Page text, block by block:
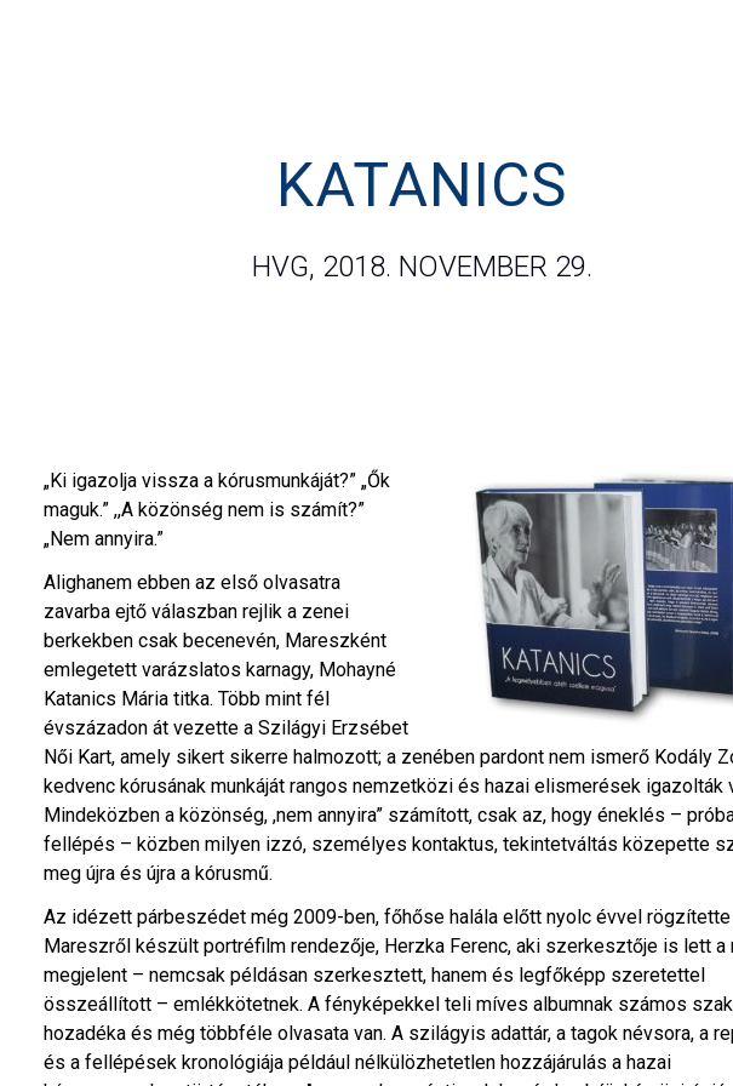
KATANICS
HVG, 2018. NOVEMBER 29.
„Ki igazolja vissza a kórusmunkáját?” „Ők
maguk.” ,,A közönség nem is számít?”
„Nem annyira.”
Alighanem ebben az első olvasatra
zavarba ejtő válaszban rejlik a zenei
berkekben csak becenevén, Mareszként
emlegetett varázslatos karnagy, Mohayné
Katanics Mária titka. Több mint fél
évszázadon át vezette a Szilágyi Erzsébet
Női Kart, amely sikert sikerre halmozott; a zenében pardont nem ismerő Kodály
kedvenc kórusának munkáját rangos nemzetközi és hazai elismerések igazolták
Mindeközben a közönség, ,nem annyira” számított, csak az, hogy éneklés –
fellépés – közben milyen izzó, személyes kontaktus, tekintetváltás közepette
meg újra és újra a kórusmű.
Az idézett párbeszédet még 2009-ben, főhőse halála előtt nyolc évvel rögzítette
Mareszről készült portréfilm rendezője, Herzka Ferenc, aki szerkesztője is lett a
megjelent – nemcsak példásan szerkesztett, hanem és legfőképp szeretettel
összeállított – emlékkötetnek. A fényképekkel teli míves albumnak számos
hozadéka és még többféle olvasata van. A szilágyis adattár, a tagok névsora, a
és a fellépések kronológiája például nélkülözhetetlen hozzájárulás a hazai